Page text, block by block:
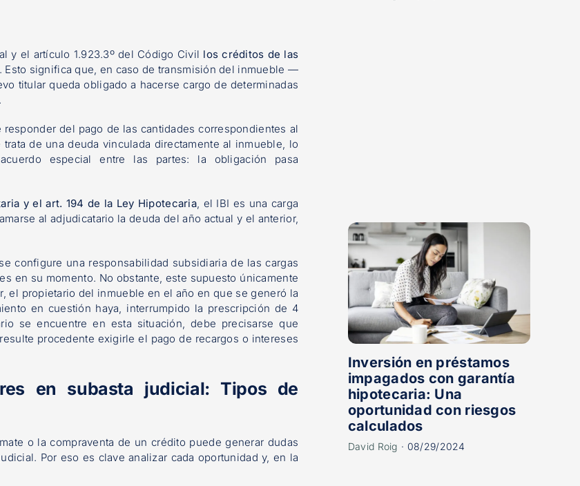
y el artículo 1.923.3º del Código Civil los créditos de las
Esto significa que, en caso de transmisión del inmueble —
titular queda obligado a hacerse cargo de determinadas
del pago de las cantidades correspondientes al
trata de una deuda vinculada directamente al inmueble, lo
especial entre las partes: la obligación pasa
y elart. 194 de la Ley Hipotecaria, el IBI es una carga
al adjudicatario la deuda del año actual y el anterior,
configure una responsabilidad subsidiaria de las cargas
en su momento. No obstante, este supuesto únicamente
propietario del inmueble en el año en que se generó la
en cuestión haya, interrumpido la prescripción de 4
se encuentre en esta situación, debe precisarse que
procedente exigirle el pago de recargos o intereses
en subasta judicial: Tipos de
o la compraventa de un crédito puede generar dudas
Por eso es clave analizar cada oportunidad y, en la
Inversión en préstamos
impagados con garantía
hipotecaria: Una
oportunidad con riesgos
calculados
David Roig · 08/29/2024